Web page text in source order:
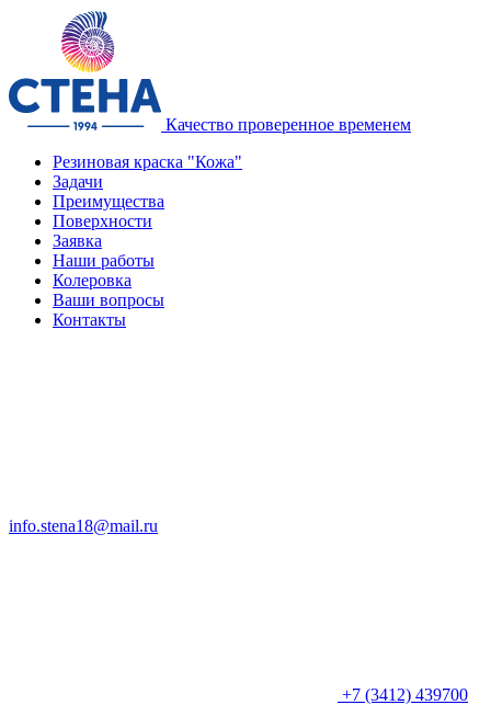
Качество проверенное временем
Резиновая краска "Кожа"
Задачи
Преимущества
Поверхности
Заявка
Наши работы
Колеровка
Ваши вопросы
Контакты
info.stena18@mail.ru
+7 (3412) 439700